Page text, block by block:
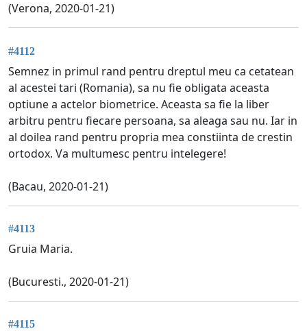
(Verona, 2020-01-21)
#4112
Semnez in primul rand pentru dreptul meu ca cetatean
al acestei tari (Romania), sa nu fie obligata aceasta
optiune a actelor biometrice. Aceasta sa fie la liber
arbitru pentru fiecare persoana, sa aleaga sau nu. Iar in
al doilea rand pentru propria mea constiinta de crestin
ortodox. Va multumesc pentru intelegere!
(Bacau, 2020-01-21)
#4113
Gruia Maria.
(Bucuresti., 2020-01-21)
#4115